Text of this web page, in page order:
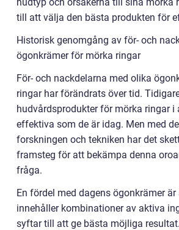
till att välja den bästa produkten för
Historisk genomgång av för- och
ögonkrämer för mörka ringar
För- och nackdelarna med olika
ringar har förändrats över tid.
hudvårdsprodukter för mörka ringar i
effektiva som de är idag. Men med
forskningen och tekniken har det
framsteg för att bekämpa denna
fråga.
En fördel med dagens ögonkrämer
innehåller kombinationer av aktiva
syftar till att ge bästa möjliga